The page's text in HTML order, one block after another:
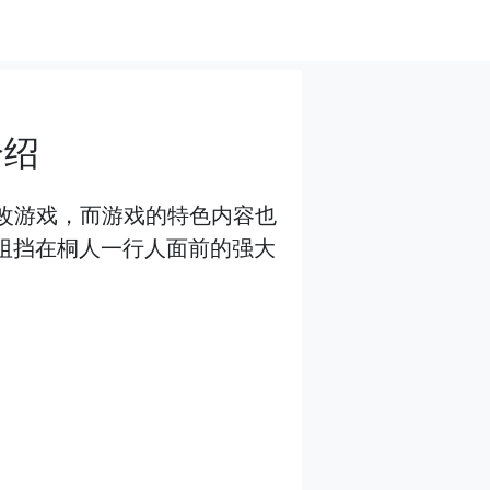
游戏，而游戏的特色内容也
挡在桐人一行人面前的强大